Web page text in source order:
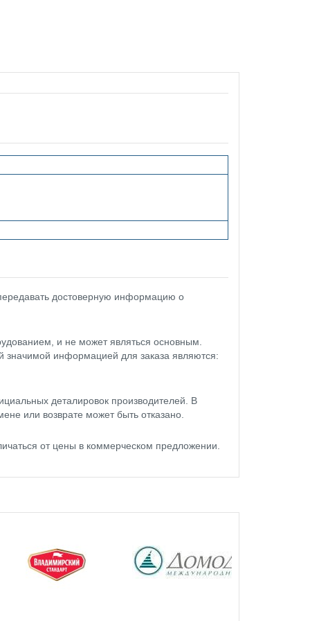
достоверную информацию о
и не может являться основным.
значимой информацией для заказа являются:
деталировок производителей. В
или возврате может быть отказано.
от цены в коммерческом предложении.